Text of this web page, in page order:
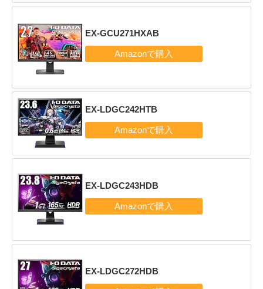
EX-GCU271HXAB
EX-LDGC242HTB
EX-LDGC243HDB
EX-LDGC272HDB